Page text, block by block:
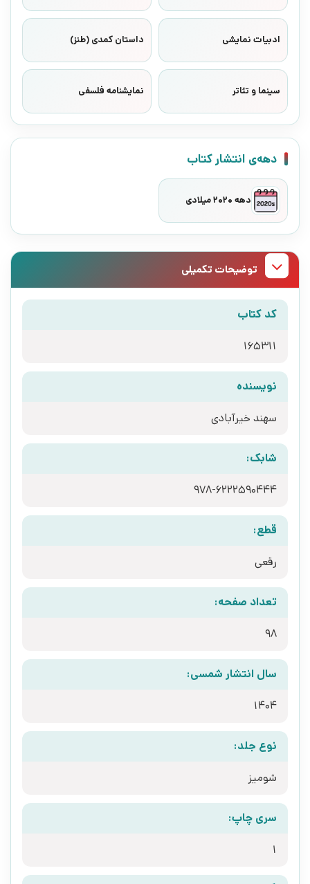
ادبیات نمایشی داستان کمدی (طنز)
سینما و تئاتر نمایشنامه فلسفی
دهه‌ی انتشار کتاب
دهه 2020 میلادی
توضیحات تکمیلی
کد کتاب
165311
نویسنده
سهند خیرآبادی
شابک:
978-6222590444
قطع:
رقعی
تعداد صفحه:
98
سال انتشار شمسی:
1404
نوع جلد:
شومیز
سری چاپ:
1